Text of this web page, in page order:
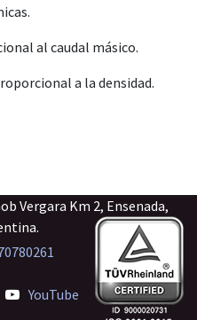
al caudal másico.
a la densidad.
Km 2, Ensenada,
YouTube